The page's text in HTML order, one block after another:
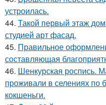
устроилась.
44. Такой первый этаж
студией арт фасад.
45. Правильное
составляющая
46. Шенкурская роспись.
проживали в селениях по
кокшеньги.